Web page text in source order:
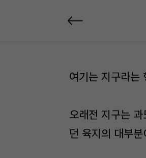
여기는 지구라는
오래전 지구는
던 육지의 대부